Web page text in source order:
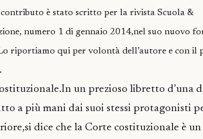
è stato scritto per la rivista Scuola &
numero 1 di gennaio 2014,nel suo nuovo
riportiamo qui per volontà dell’autore e con il
un prezioso libretto d’una
a più mani dai suoi stessi protagonisti
dice che la Corte costituzionale è